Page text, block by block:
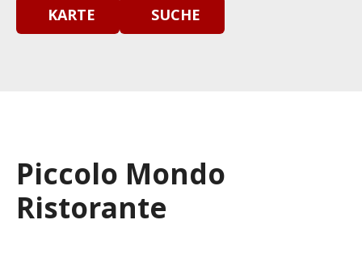
KARTE SUCHE
Piccolo Mondo
Ristorante